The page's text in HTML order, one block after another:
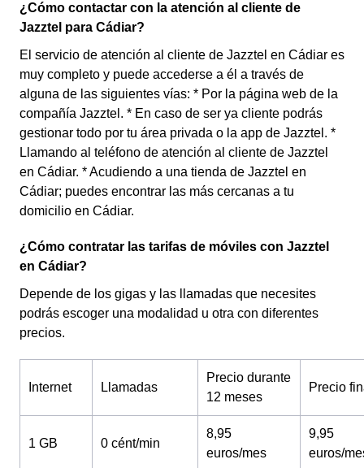
¿Cómo contactar con la atención al cliente de
Jazztel para Cádiar?
El servicio de atención al cliente de Jazztel en Cádiar es
muy completo y puede accederse a él a través de
alguna de las siguientes vías: * Por la página web de la
compañía Jazztel. * En caso de ser ya cliente podrás
gestionar todo por tu área privada o la app de Jazztel. *
Llamando al teléfono de atención al cliente de Jazztel
en Cádiar. * Acudiendo a una tienda de Jazztel en
Cádiar; puedes encontrar las más cercanas a tu
domicilio en Cádiar.
¿Cómo contratar las tarifas de móviles con Jazztel
en Cádiar?
Depende de los gigas y las llamadas que necesites
podrás escoger una modalidad u otra con diferentes
precios.
Internet Llamadas
Precio durante
12 meses
Precio
1 GB 0 cént/min
8,95
euros/mes
9,95
euros/